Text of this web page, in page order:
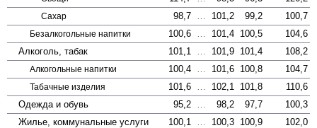
Сахар 98,7 101,2 99,2 100,7
Безалкогольные напитки 100,6 101,4 100,5
104,6
Алкоголь, табак
101,1 101,9 101,4 108,2
Алкогольные напитки 100,4 101,6 100,8 104,7
Табачные изделия 101,6 102,1 101,8
110,6
Одежда и обувь
95,2 98,2 97,7
100,3
Жилье, коммунальные услуги
100,1 100,3 100,9 102,0